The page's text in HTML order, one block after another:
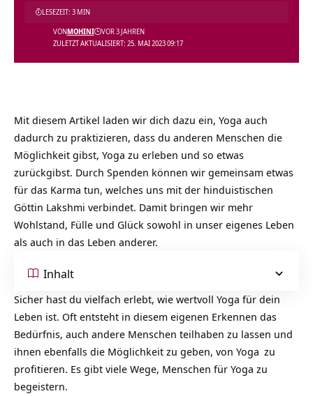
ZULETZT AKTUALISIERT: 25. MAI 2023 09:17
VONMOHINI VOR 3 JAHREN
LESEZEIT: 3 MIN
Mit diesem Artikel laden wir dich dazu ein, Yoga auch
dadurch zu praktizieren, dass du anderen Menschen die
Möglichkeit gibst, Yoga zu erleben und so etwas
zurückgibst. Durch Spenden können wir gemeinsam etwas
für das Karma tun, welches uns mit der hinduistischen
Göttin Lakshmi verbindet. Damit bringen wir mehr
Wohlstand, Fülle und Glück sowohl in unser eigenes Leben
als auch in das Leben anderer.
Inhalt
Sicher hast du vielfach erlebt, wie wertvoll Yoga für dein
Leben ist. Oft entsteht in diesem eigenen Erkennen das
Bedürfnis, auch andere Menschen teilhaben zu lassen und
ihnen ebenfalls die Möglichkeit zu geben, von Yoga zu
profitieren. Es gibt viele Wege, Menschen für Yoga zu
begeistern.